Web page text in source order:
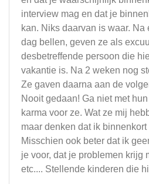
interview mag en dat je
kan. Niks daarvan is waar.
dag bellen, geven ze als
desbetreffende persoon die
vakantie is. Na 2 weken nog
Ze gaven daarna aan de
Nooit gedaan! Ga niet met
karma voor ze. Wat ze mij
maar denken dat ik
Misschien ook beter dat ik
je voor, dat je problemen krijg
etc.... Stellende kinderen die